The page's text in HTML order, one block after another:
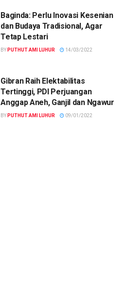
Baginda: Perlu Inovasi Kesenian
dan Budaya Tradisional, Agar
Tetap Lestari
BY PUTHUT AMI LUHUR 14/03/2022
Gibran Raih Elektabilitas
Tertinggi, PDI Perjuangan
Anggap Aneh, Ganjil dan Ngawur
BY PUTHUT AMI LUHUR 09/01/2022